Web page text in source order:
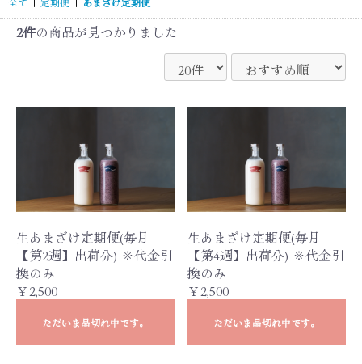
2件の商品が見つかりました
生あまざけ定期便(毎月
【第2週】出荷分) ※代金引
換のみ
￥2,500
ただいま品切れ中です。
生あまざけ定期便(毎月
【第4週】出荷分) ※代金引
換のみ
￥2,500
ただいま品切れ中です。